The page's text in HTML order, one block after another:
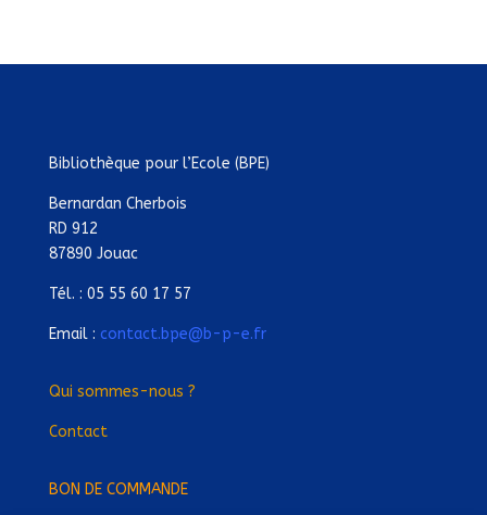
Bibliothèque pour l’Ecole (BPE)
Bernardan Cherbois
RD 912
87890 Jouac
Tél. : 05 55 60 17 57
Email : contact.bpe@b-p-e.fr
Qui sommes-nous ?
Contact
BON DE COMMANDE